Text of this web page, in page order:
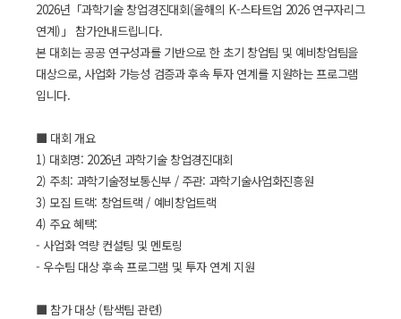
2026년「과학기술 창업경진대회(올해의 K-스타트업 2026 연구자리그
연계)」 참가안내드립니다.
본 대회는 공공 연구성과를 기반으로 한 초기 창업팀 및 예비창업팀을
대상으로, 사업화 가능성 검증과 후속 투자 연계를 지원하는 프로그램
입니다.
■ 대회 개요
1) 대회명: 2026년 과학기술 창업경진대회
2) 주최: 과학기술정보통신부 / 주관: 과학기술사업화진흥원
3) 모집 트랙: 창업트랙 / 예비창업트랙
4) 주요 혜택:
- 사업화 역량 컨설팅 및 멘토링
- 우수팀 대상 후속 프로그램 및 투자 연계 지원
■ 참가 대상 (탐색팀 관련)